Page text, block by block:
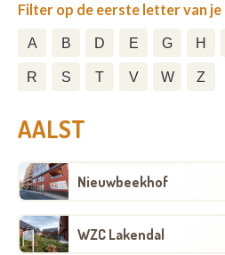
Filter op de eerste letter van
A B D E G H
R S T V W Z
AALST
Nieuwbeekhof
WZC Lakendal